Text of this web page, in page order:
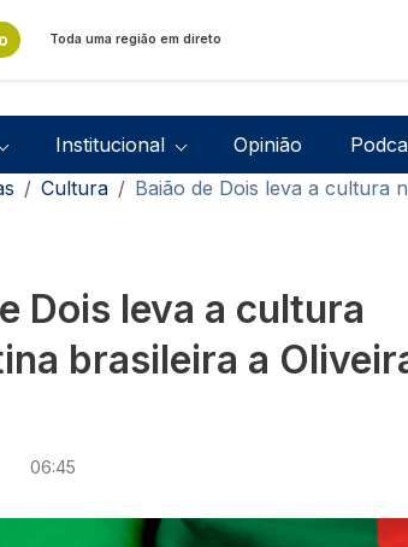
Toda uma região em direto
principal
Institucional Opinião
estrutural
Cultura Baião de Dois leva a cultura
Dois leva a cultura
brasileira a
06:45